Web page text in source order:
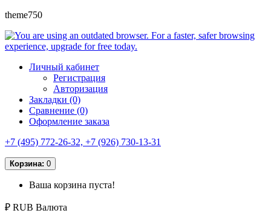
theme750
Личный кабинет
Регистрация
Авторизация
Закладки (0)
Сравнение (0)
Оформление заказа
+7 (495) 772-26-32, +7 (926) 730-13-31
Корзина: 0
Ваша корзина пуста!
₽ RUB Валюта